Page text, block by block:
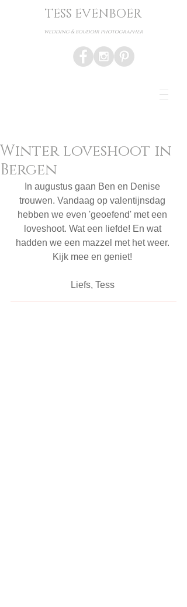
TESS EVENBOER
wedding & boudoir photographer
Winter loveshoot in
Bergen
In augustus gaan Ben en Denise
trouwen. Vandaag op valentijnsdag
hebben we even 'geoefend' met een
loveshoot. Wat een liefde! En wat
hadden we een mazzel met het weer.
Kijk mee en geniet!
Liefs, Tess